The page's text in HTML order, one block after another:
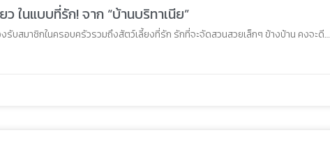
ในแบบที่รัก! จาก “บ้านบริทาเนีย”
รับสมาชิกในครอบครัวรวมถึงสัตว์เลี้ยงที่รัก รักที่จะจัดสวนสวยเล็กๆ ข้างบ้าน คงจะดี…